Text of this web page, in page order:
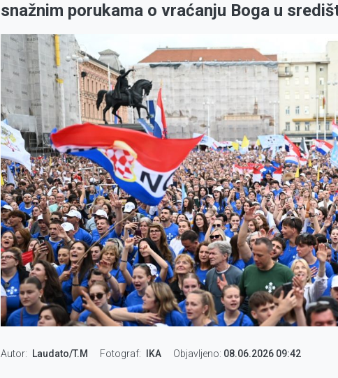
snažnim porukama o vraćanju Boga u
Autor Laudato/T.M Fotograf IKA Objavljeno: 08.06.2026 09:42